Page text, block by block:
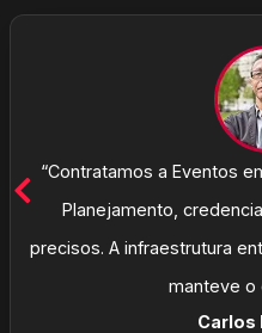
“Contratamos a Eventos
Planejamento,
precisos. A infraestrutura
manteve o
Carlos